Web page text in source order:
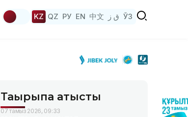
KZ QZ РУ EN 中文 ق ز ЎЗ
Тақырыпқа қатысты
07 тамыз 2026, 09:33